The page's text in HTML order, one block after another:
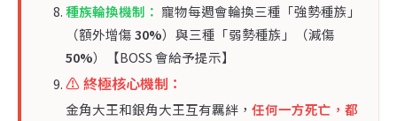
種族輪換機制： 寵物每週會輪換三種「強勢種族」
（額外增傷30%）與三種「弱勢種族」（減傷
50%）【BOSS 會給予提示】
⚠️ 終極核心機制：
金角大王和銀角大王互有羈絆，任何一方死亡，都